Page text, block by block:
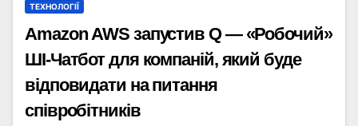
ТЕХНОЛОГІЇ
Amazon AWS запустив Q — «‎Робочий»
ШІ-Чатбот для компаній, який буде
відповидати на питання
співробітників